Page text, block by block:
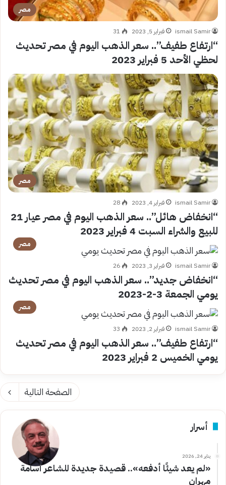
مصر
ismail Samir فبراير 5, 2023 31
“ارتفاع طفيف”.. سعر الذهب اليوم في مصر تحديث
لحظي الأحد 5 فبراير 2023
مصر
ismail Samir فبراير 4, 2023 28
“انخفاض هائل”.. سعر الذهب اليوم في مصر عيار 21
للبيع والشراء السبت 4 فبراير 2023
مصر
ismail Samir فبراير 3, 2023 26
“انخفاض جديد”.. سعر الذهب اليوم في مصر تحديث
يومي الجمعة 3-2-2023
مصر
ismail Samir فبراير 2, 2023 33
“ارتفاع طفيف”.. سعر الذهب اليوم في مصر تحديث
يومي الخميس 2 فبراير 2023
الصفحة التالية
أسرار
يناير 24, 2026
«لم يعد شيئًا أدفعه».. قصيدة جديدة للشاعر أسامة
مهران